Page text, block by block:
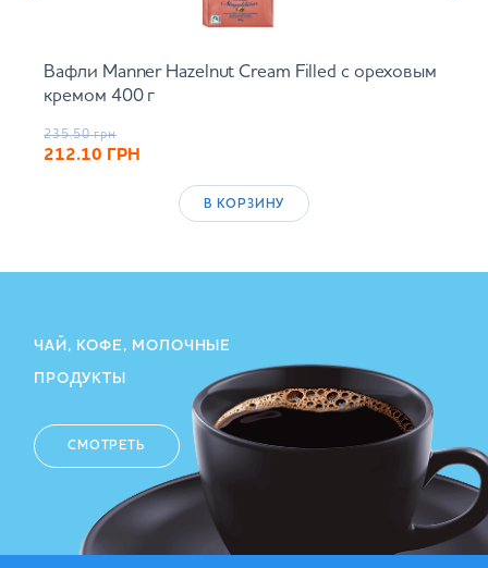
Вафли Manner Hazelnut Cream Filled с ореховым
кремом 400 г
235.50 грн
212.10 ГРН
В КОРЗИНУ
ЧАЙ, КОФЕ, МОЛОЧНЫЕ
ПРОДУКТЫ
СМОТРЕТЬ